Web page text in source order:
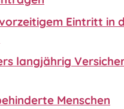
Eintritt in
langjährig
Menschen